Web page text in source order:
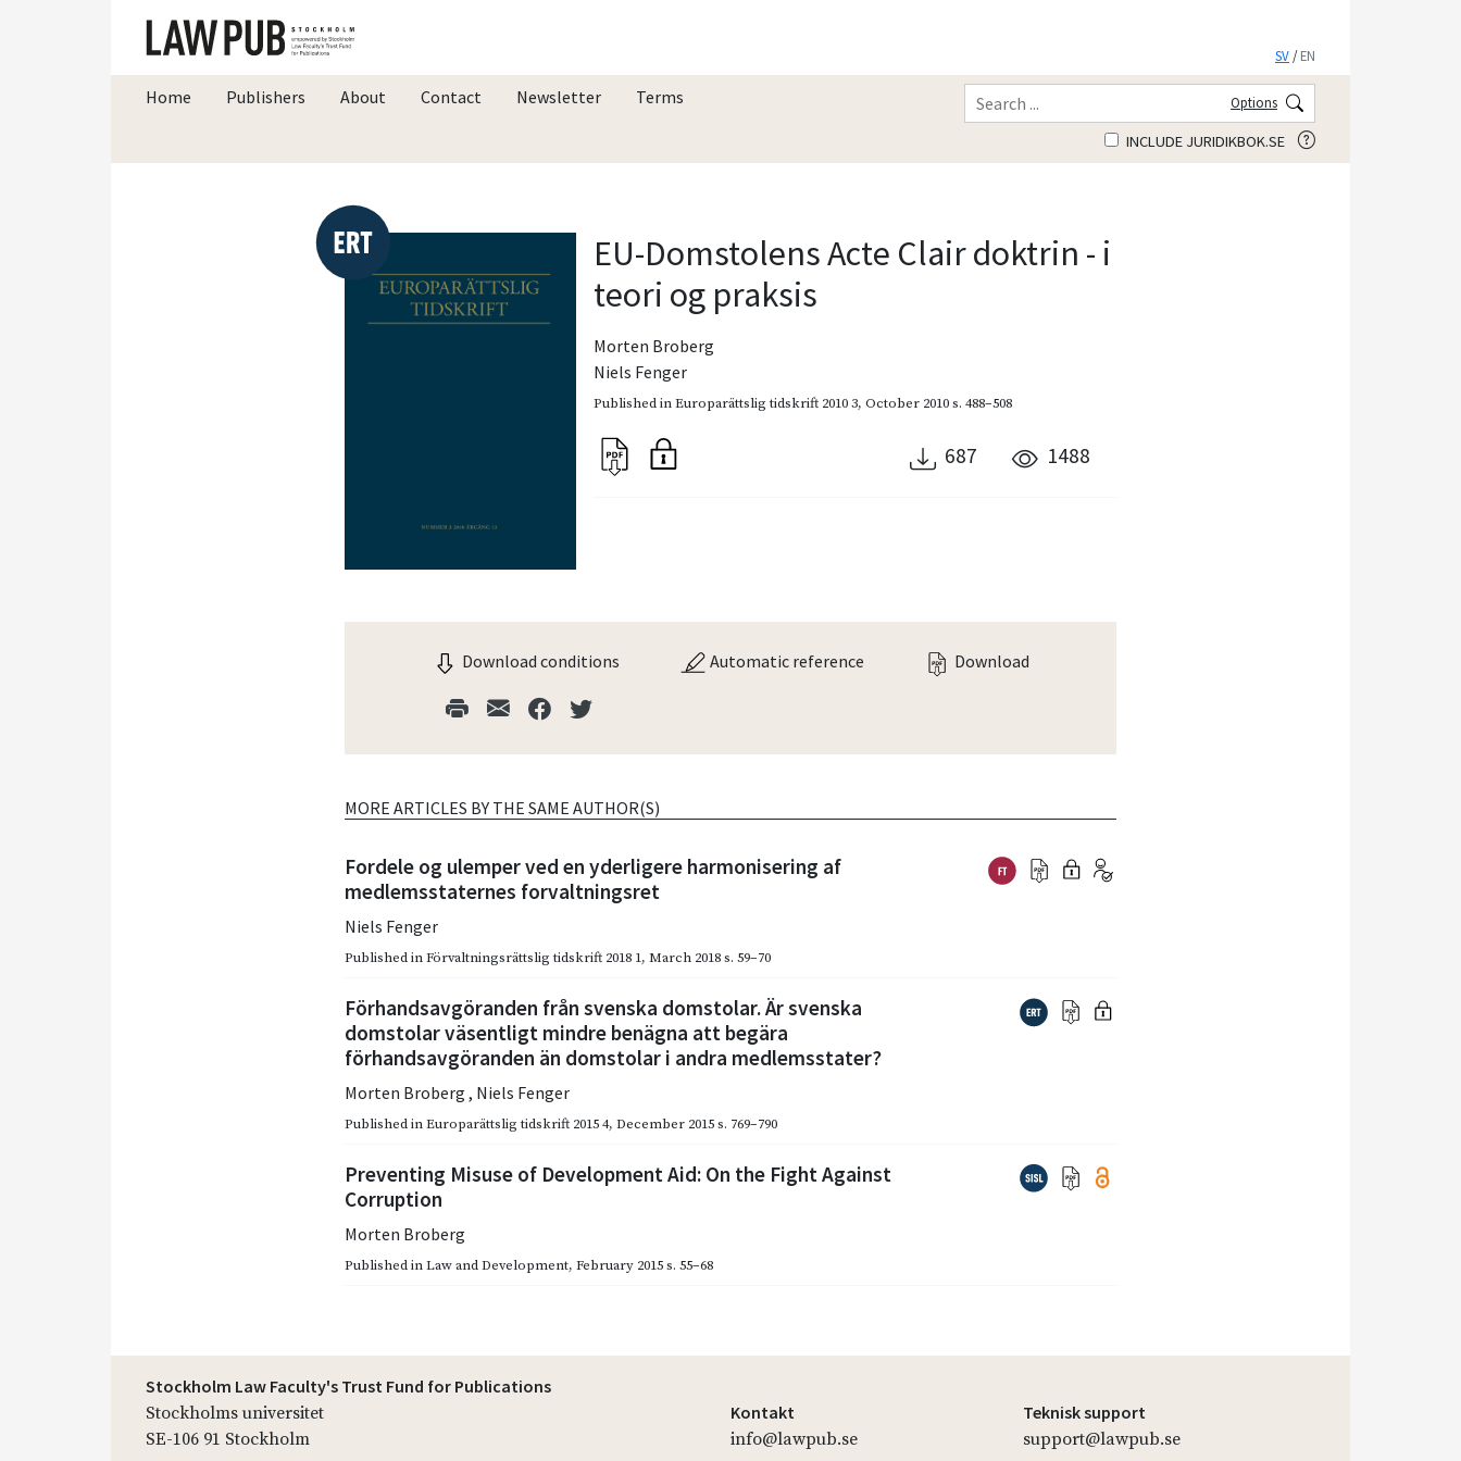
SV /EN
Home Publishers About Contact Newsletter Terms Options
INCLUDE JURIDIKBOK.SE
EU-Domstolens Acte Clair doktrin - i
teori og praksis
Morten Broberg
Niels Fenger
Published inEuroparättslig tidskrift 2010 3,October 2010s. 488–508
687 1488
Download conditions Automatic reference Download
MORE ARTICLES BY THE SAME AUTHOR(S)
Fordele og ulemper ved en yderligere harmonisering af
medlemsstaternes forvaltningsret
Niels Fenger
Published inFörvaltningsrättslig tidskrift 2018 1,March 2018 s. 59–70
Förhandsavgöranden från svenska domstolar. Är svenska
domstolar väsentligt mindre benägna att begära
förhandsavgöranden än domstolar i andra medlemsstater?
Morten Broberg, Niels Fenger
Published inEuroparättslig tidskrift 2015 4,December 2015 s. 769–790
Preventing Misuse of Development Aid: On the Fight Against
Corruption
Morten Broberg
Published inLaw and Development,February 2015 s. 55–68
Stockholm Law Faculty's Trust Fund for Publications
Stockholms universitet
SE-106 91 Stockholm
Kontakt
info@lawpub.se
Teknisk support
support@lawpub.se